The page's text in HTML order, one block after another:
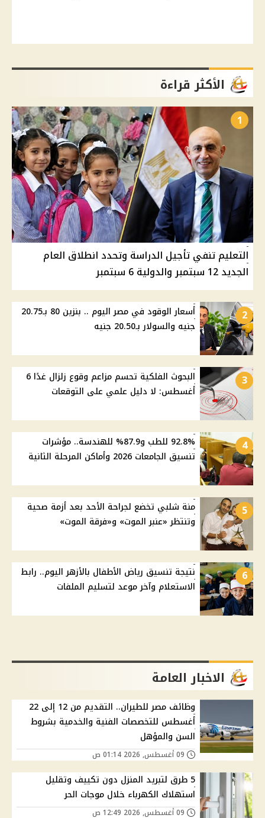
الأكثر قراءة
1
التعليم تنفي تأجيل الدراسة وتحدد انطلاق العام
الجديد 12 سبتمبر والدولية 6 سبتمبر
2
أسعار الوقود في مصر اليوم .. بنزين 80 بـ20.75
جنيه والسولار بـ20.50 جنيه
3
البحوث الفلكية تحسم مزاعم وقوع زلزال غدًا 6
أغسطس: لا دليل علمي على التوقعات
4
92.8% للطب و87.9% للهندسة.. مؤشرات
تنسيق الجامعات 2026 وأماكن المرحلة الثانية
5
منة شلبي تخضع لجراحة الأحد بعد أزمة صحية
وتنتظر «عنبر الموت» و«فرقة الموت»
6
نتيجة تنسيق رياض الأطفال بالأزهر اليوم.. رابط
الاستعلام وآخر موعد لتسليم الملفات
الاخبار العامة
وظائف مصر للطيران.. التقديم من 12 إلى 22
أغسطس للتخصصات الفنية والخدمية بشروط
السن والمؤهل
5 طرق لتبريد المنزل دون تكييف وتقليل
استهلاك الكهرباء خلال موجات الحر